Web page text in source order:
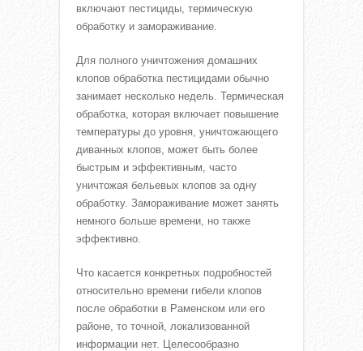
включают пестициды, термическую
обработку и замораживание.
Для полного уничтожения домашних
клопов обработка пестицидами обычно
занимает несколько недель. Термическая
обработка, которая включает повышение
температуры до уровня, уничтожающего
диванных клопов, может быть более
быстрым и эффективным, часто
уничтожая бельевых клопов за одну
обработку. Замораживание может занять
немного больше времени, но также
эффективно.
Что касается конкретных подробностей
относительно времени гибели клопов
после обработки в Раменском или его
районе, то точной, локализованной
информации нет. Целесообразно